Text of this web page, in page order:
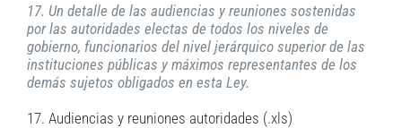
17. Un detalle de las audiencias y reuniones sostenidas
por las autoridades electas de todos los niveles de
gobierno, funcionarios del nivel jerárquico superior de las
instituciones públicas y máximos representantes de los
demás sujetos obligados en esta Ley.
17. Audiencias y reuniones autoridades (.xls)